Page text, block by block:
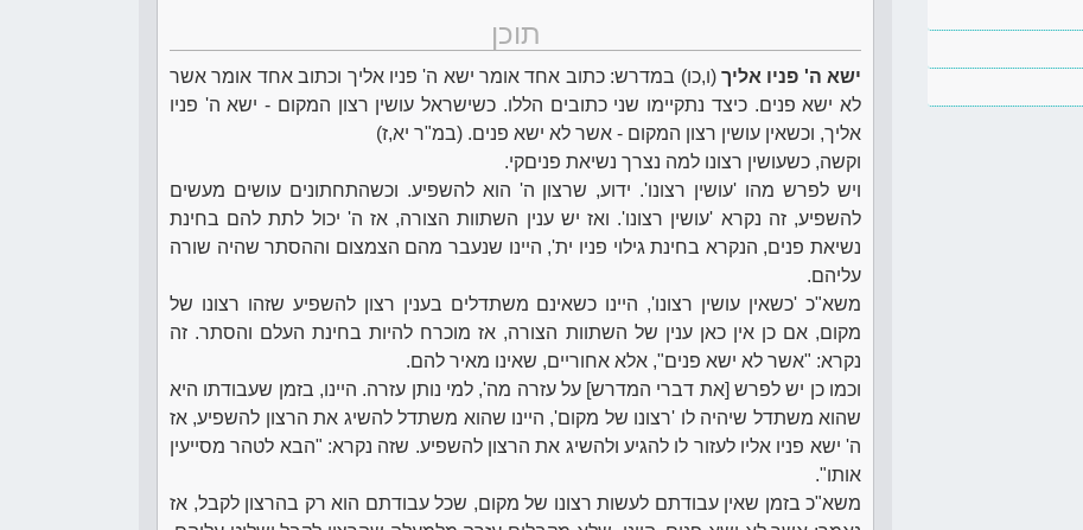
תוכן
ישא ה' פניו אליך (ו,כו) במדרש: כתוב אחד אומר ישא ה' פניו אליך וכתוב אחד אומר אשר
לא ישא פנים. כיצד נתקיימו שני כתובים הללו. כשישראל עושין רצון המקום - ישא ה' פניו
אליך, וכשאין עושין רצון המקום - אשר לא ישא פנים. (במ"ר יא,ז)
וקשה, כשעושין רצונו למה נצרך נשיאת פניםקי.
ויש לפרש מהו 'עושין רצונו'. ידוע, שרצון ה' הוא להשפיע. וכשהתחתונים עושים מעשים
להשפיע, זה נקרא 'עושין רצונו'. ואז יש ענין השתוות הצורה, אז ה' יכול לתת להם בחינת
נשיאת פנים, הנקרא בחינת גילוי פניו ית', היינו שנעבר מהם הצמצום וההסתר שהיה שורה
עליהם.
משא"כ 'כשאין עושין רצונו', היינו כשאינם משתדלים בענין רצון להשפיע שזהו רצונו של
מקום, אם כן אין כאן ענין של השתוות הצורה, אז מוכרח להיות בחינת העלם והסתר. זה
נקרא: "אשר לא ישא פנים", אלא אחוריים, שאינו מאיר להם.
וכמו כן יש לפרש [את דברי המדרש] על עזרה מה', למי נותן עזרה. היינו, בזמן שעבודתו היא
שהוא משתדל שיהיה לו 'רצונו של מקום', היינו שהוא משתדל להשיג את הרצון להשפיע, אז
ה' ישא פניו אליו לעזור לו להגיע ולהשיג את הרצון להשפיע. שזה נקרא: "הבא לטהר מסייעין
אותו".
משא"כ בזמן שאין עבודתם לעשות רצונו של מקום, שכל עבודתם הוא רק בהרצון לקבל, אז